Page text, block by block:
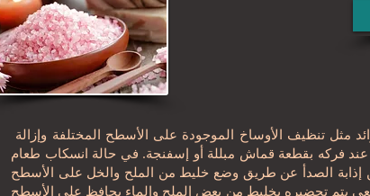
مثل تنظيف الأوساخ الموجودة على الأسطح المختلفة وإزالة
عند فركه بقطعة قماش مبللة أو إسفنجة. في حالة انسكاب طعام
إذابة الصدأ عن طريق وضع خليط من الملح والخل على الأسطح
يتم تحضيره بخليط من بعض الملح والماء يحافظ على الأسطح